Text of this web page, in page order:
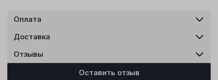
Оплата
Доставка
Отзывы
Оставить отзыв